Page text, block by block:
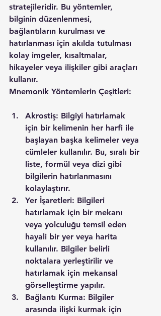
stratejileridir. Bu yöntemler,
bilginin düzenlenmesi,
bağlantıların kurulması ve
hatırlanması için akılda tutulması
kolay imgeler, kısaltmalar,
hikayeler veya ilişkiler gibi araçları
kullanır.
Mnemonik Yöntemlerin Çeşitleri:
Akrostiş: Bilgiyi hatırlamak
için bir kelimenin her harfi ile
başlayan başka kelimeler veya
cümleler kullanılır. Bu, sıralı bir
liste, formül veya dizi gibi
bilgilerin hatırlanmasını
kolaylaştırır.
Yer İşaretleri: Bilgileri
hatırlamak için bir mekanı
veya yolculuğu temsil eden
hayali bir yer veya harita
kullanılır. Bilgiler belirli
noktalara yerleştirilir ve
hatırlamak için mekansal
görselleştirme yapılır.
Bağlantı Kurma: Bilgiler
arasında ilişki kurmak için